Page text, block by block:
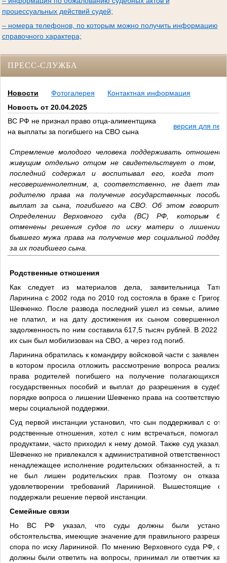
процессуальных действий судей;
– номера телефонов, по которым можно получить информацию
справочного характера;
ПРЕСС-СЛУЖБА
Новости Фотогалерея
Контактная информация
Новость от 20.04.2025
ВС РФ не признал право отца-алиментщика
на выплаты за погибшего на СВО сына
версия для
Стремление молодого человека поддерживать
живущим отдельно отцом не свидетельствует о том,
последний содержал и воспитывал его, когда тот
несовершеннолетним, а, соответственно, не дает
родителю права на получение государственных
выплат за сына, погибшего на СВО. Об этом
Определении Верховного суда (ВС) РФ, которым
отменены решения судов по иску матери о лишении
бывшего мужа права на получение мер социальной
за их погибшего сына.
Родственные отношения
Как следует из материалов дела, заявительница
Ларинина с 2002 года по 2010 год состояла в браке с
Шевченко. После развода последний ушел из семьи,
не платил, и на дату достижения их сыном
задолженность по ним составила 617,5 тысяч рублей. В 2022
их сын был мобилизован на СВО, а через год погиб.
Ларинина обратилась к командиру войсковой части с
в котором просила отложить рассмотрение вопроса
права родителей погибшего на получение полагающихся
государственных пособий и выплат до разрешения в
порядке вопроса о лишении Шевченко права на
меры социальной поддержки.
Суд первой инстанции установил, что сын поддерживал с
родственные отношения, хотел с ним встречаться, помогал
продуктами, часто приходил к нему домой. Также суд указал,
Шевченко не привлекался к административной ответственности
ненадлежащее исполнение родительских обязанностей, а
не был лишен родительских прав. Поэтому он
удовлетворении требований Ларининой. Вышестоящие
поддержали решение первой инстанции.
Семейные связи
Но ВС РФ указал, что суды должны были
обстоятельства, имеющие значение для правильного
спора по иску Ларининой. По мнению Верховного суда РФ,
должны были ответить на вопросы, принимал ли ответчик